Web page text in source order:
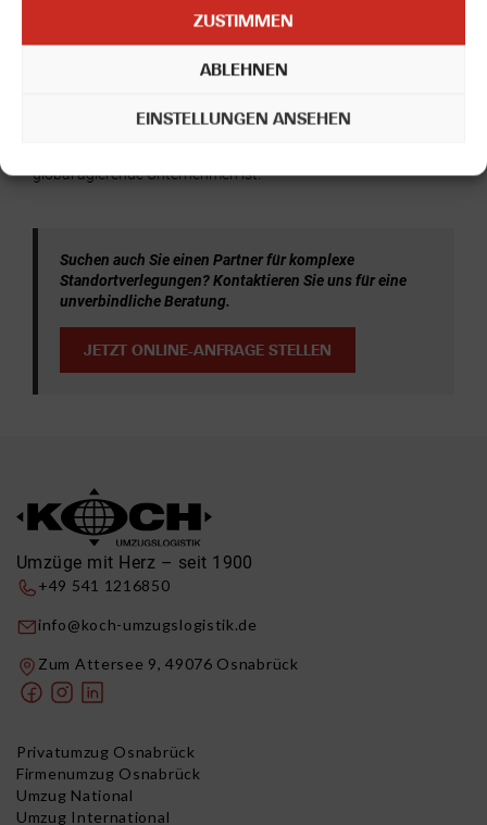
ZUSTIMMEN
ABLEHNEN
EINSTELLUNGEN ANSEHEN
hochwertigen Veredelungsprodukte.
Flexible Flächennutzung für eine
global agierende Unternehmen ist.
Suchen auch Sie einen Partner für komplexe
Standortverlegungen? Kontaktieren Sie uns für eine
unverbindliche Beratung.
JETZT ONLINE-ANFRAGE STELLEN
Umzüge mit Herz – seit 1900
+49 541 1216850
info@koch-umzugslogistik.de
Zum Attersee 9, 49076 Osnabrück
Privatumzug Osnabrück
Firmenumzug Osnabrück
Umzug National
Umzug International